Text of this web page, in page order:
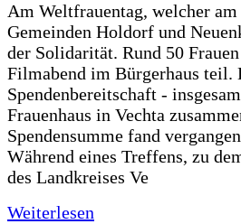
Am Weltfrauentag, welcher
Gemeinden Holdorf und
der Solidarität. Rund 50
Filmabend im Bürgerhaus teil.
Spendenbereitschaft -
Frauenhaus in Vechta
Spendensumme fand
Während eines Treffens, zu
des Landkreises Ve
Weiterlesen